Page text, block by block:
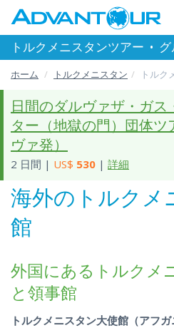
トルクメニスタンツアー •
ホーム トルクメニスタン トルク
日間のダルヴァザ・ガス
ター（地獄の門）団体ツ
ヴァ発）
2 日間 | US$ 530 | 詳細
海外のトルクメ
館
外国にあるトルクメ
と領事館
トルクメニスタン大使館（アフガ